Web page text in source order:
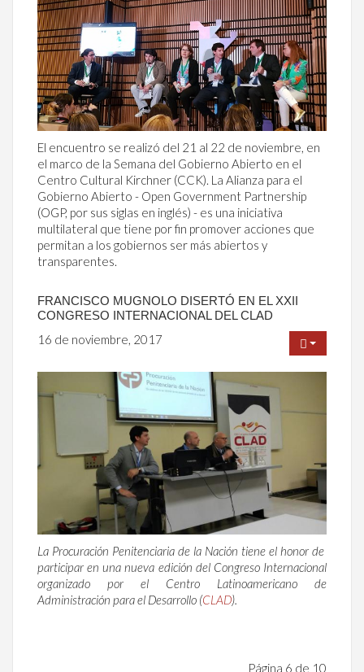
El encuentro se realizó del 21 al 22 de noviembre, en
el marco de la Semana del Gobierno Abierto en el
Centro Cultural Kirchner (CCK). La Alianza para el
Gobierno Abierto - Open Government Partnership
(OGP, por sus siglas en inglés) - es una iniciativa
multilateral que tiene por fin promover acciones que
permitan a los gobiernos ser más abiertos y
transparentes.
FRANCISCO MUGNOLO DISERTÓ EN EL XXII
CONGRESO INTERNACIONAL DEL CLAD
16 de noviembre, 2017
La Procuración Penitenciaria de la Nación tiene el honor de
participar en una nueva edición del Congreso Internacional
organizado por el Centro Latinoamericano de
Administración para el Desarrollo (CLAD).
Página 6 de 10